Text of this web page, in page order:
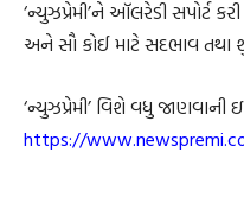
‘ન્યુઝપ્રેમી’ને ઑલરેડી સપોર્ટ
અને સૌ કોઈ માટે સદભાવ
‘ન્યુઝપ્રેમી’ વિશે વધુ
https://